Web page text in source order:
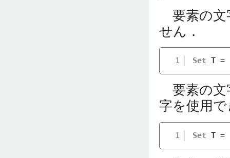
要素の文
せん．
1 Set T =
要素の文
字を使用
1 Set T =